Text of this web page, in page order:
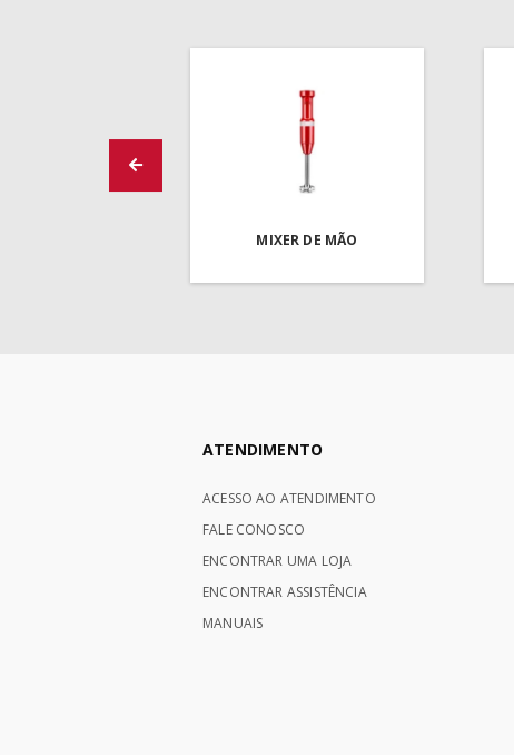
MIXER DE MÃO
ATENDIMENTO
ACESSO AO ATENDIMENTO
FALE CONOSCO
ENCONTRAR UMA LOJA
ENCONTRAR ASSISTÊNCIA
MANUAIS